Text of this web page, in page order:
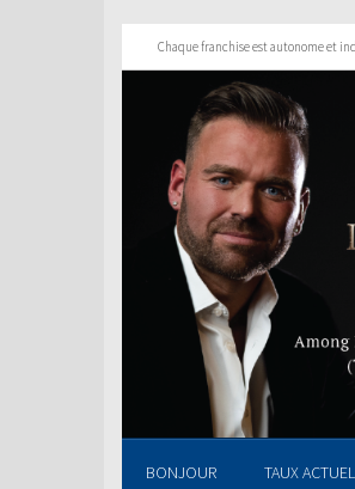
Chaque franchise est autonome et
BONJOUR TAUX